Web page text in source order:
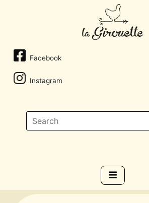
Facebook
Instagram